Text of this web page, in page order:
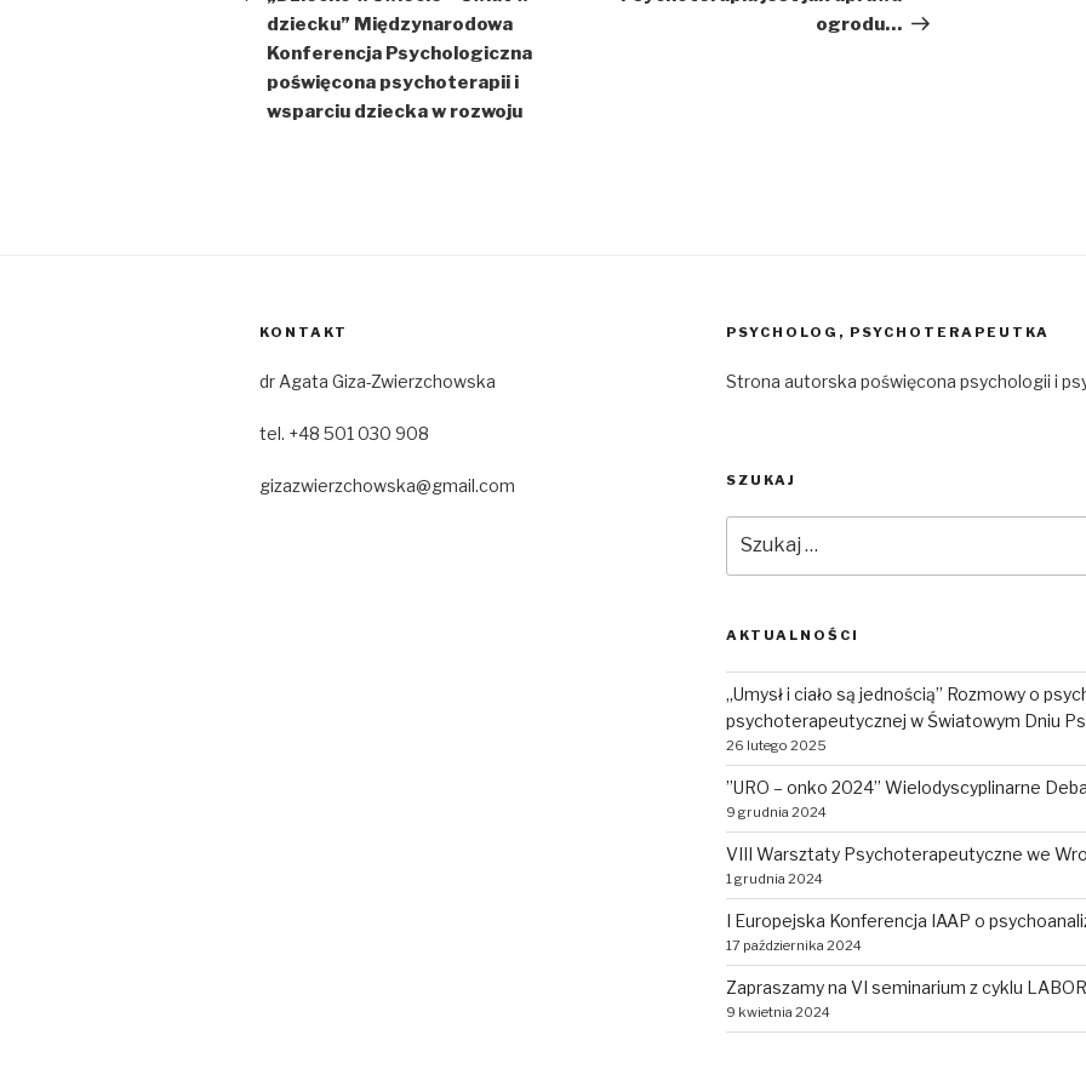
dziecku” Międzynarodowa
Konferencja Psychologiczna
poświęcona psychoterapii i
wsparciu dziecka w rozwoju
ogrodu…
KONTAKT
dr Agata Giza-Zwierzchowska
tel. +48 501 030 908
gizazwierzchowska@gmail.com
PSYCHOLOG, PSYCHOTERAPEUTKA
Strona autorska poświęcona psychologii i
SZUKAJ
AKTUALNOŚCI
„Umysł i ciało są jednością” Rozmowy o
psychoterapeutycznej w Światowym Dniu
26 lutego 2025
”URO – onko 2024” Wielodyscyplinarne
9 grudnia 2024
VIII Warsztaty Psychoterapeutyczne we
1 grudnia 2024
I Europejska Konferencja IAAP o
17 października 2024
Zapraszamy na VI seminarium z cyklu
9 kwietnia 2024